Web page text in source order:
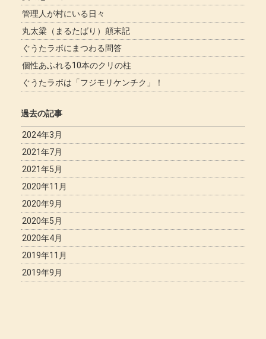
管理人が村にいる日々
丸太梁（まるたばり）顛末記
ぐうたラボにまつわる問答
個性あふれる10本のクリの柱
ぐうたラボは「フジモリケンチク」！
過去の記事
2024年3月
2021年7月
2021年5月
2020年11月
2020年9月
2020年5月
2020年4月
2019年11月
2019年9月